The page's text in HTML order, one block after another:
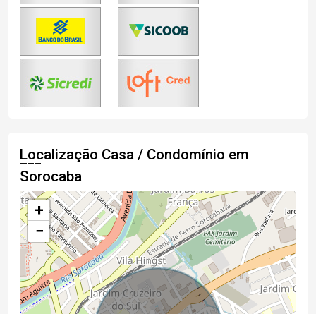
Localização Casa / Condomínio em
Sorocaba
+
−